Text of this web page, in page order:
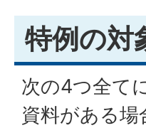
特例の対
次の4つ全て
資料がある